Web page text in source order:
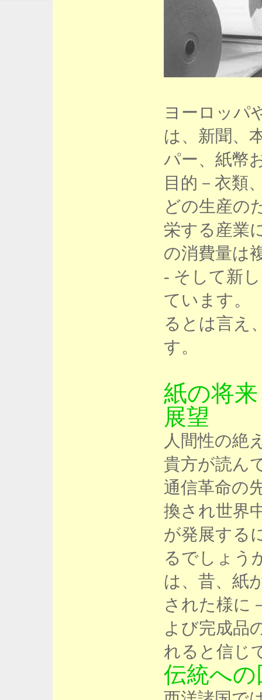
ヨーロッパ
は、新聞、
パー、紙幣
目的－衣類
どの生産の
栄する産業
の消費量は
- そして新
ています。
るとは言え
す。
紙の将来
展望
人間性の絶
貴方が読ん
通信革命の
換され世界
が発展する
るでしょう
は、昔、紙
された様に
よび完成品
れると信じ
伝統への